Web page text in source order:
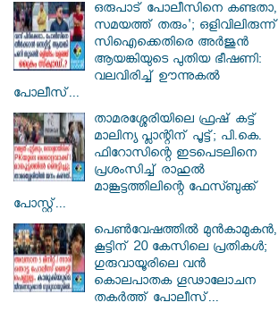
ഒരുപാട് പോലീസിനെ കണ്ടതാ,
സമയത്ത് തരും'; ഒളിവിലിരുന്ന്
സിഐക്കെതിരെ അർജുൻ
ആയങ്കിയുടെ പുതിയ ഭീഷണി:
വലവിരിച്ച് ഊന്നുകൽ
പോലീസ്...
താമരശ്ശേരിയിലെ ഫ്രഷ് കട്ട്
മാലിന്യ പ്ലാന്റിന് പൂട്ട്; പി.കെ.
ഫിറോസിന്റെ ഇടപെടലിനെ
പ്രശംസിച്ച് രാഹുൽ
മാങ്കൂട്ടത്തിലിന്റെ ഫേസ്ബുക്ക്
പോസ്റ്റ്...
പെൺവേഷത്തിൽ മുൻകാമുകൻ,
കൂട്ടിന് 20 കേസിലെ പ്രതികൾ;
ഗുരുവായൂരിലെ വൻ
കൊലപാതക ഗൂഢാലോചന
തകർത്ത് പോലീസ്...